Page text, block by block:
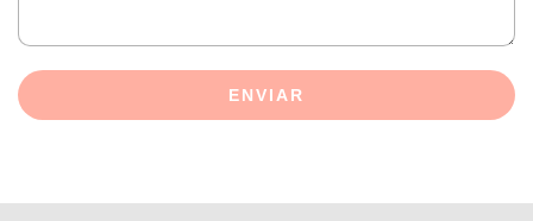
ENVIAR